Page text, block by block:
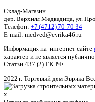
Склад-Магазин
дер. Верхняя Медведица, ул.
Телефон: +7 (4712) 70-70-34
E-mail: medved@evrika46.ru
Информация на интернет-сайте
характер и не является
Статьи 437 (2) ГК РФ
2022 г. Торговый дом Эврика
x